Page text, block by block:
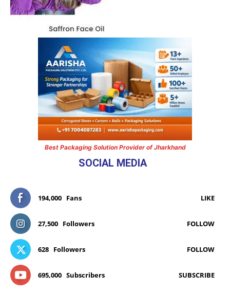
Best Packaging Solution Provider of Jharkhand
SOCIAL MEDIA
194,000 Fans LIKE
27,500 Followers FOLLOW
628 Followers FOLLOW
695,000 Subscribers SUBSCRIBE